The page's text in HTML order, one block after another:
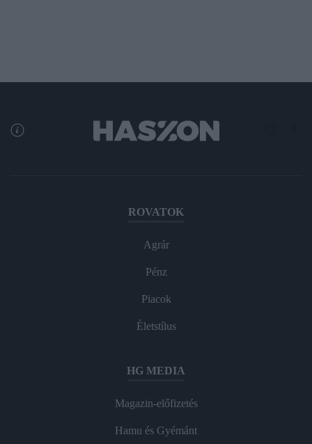
ROVATOK
Agrár
Pénz
Piacok
Életstílus
HG MEDIA
Magazin-előfizetés
Hamu és Gyémánt